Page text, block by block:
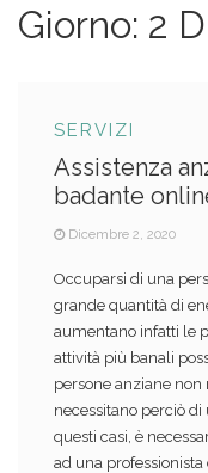
Giorno: 2
SERVIZI
Assistenza
badante
Dicembre 2, 2020
Occuparsi di una
grande quantità di
aumentano infatti le
attività più banali
persone anziane non
necessitano perciò di
questi casi, è
ad una professionista